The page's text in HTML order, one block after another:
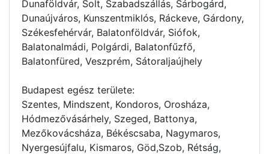
Dunaföldvár, Solt, Szabadszállás, Sárbogárd,
Dunaújváros, Kunszentmiklós, Ráckeve, Gárdony,
Székesfehérvár, Balatonföldvár, Siófok,
Balatonalmádi, Polgárdi, Balatonfűzfő,
Balatonfüred, Veszprém, Sátoraljaújhely
Budapest egész területe:
Szentes, Mindszent, Kondoros, Orosháza,
Hódmezővásárhely, Szeged, Battonya,
Mezőkovácsháza, Békéscsaba, Nagymaros,
Nyergesújfalu, Kismaros, Göd,Szob, Rétság,